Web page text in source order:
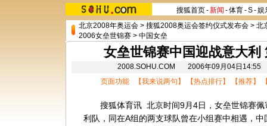
搜狐首页-新闻 -体育-S-娱
北京2008年奥运会 > 搜狐2008奥运会签约仪式发布会 > 北
2006女垒世锦赛 > 中国女垒
女垒世锦赛中国迎战意大利
2008.SOHU.COM 2006年09月04日
页面功能 【我来说两句 】 【热点排行】 【推荐】
搜狐体育讯 北京时间9月4日，女垒世锦赛佩
利队，同在A组的两支球队曾在小组赛中相遇，